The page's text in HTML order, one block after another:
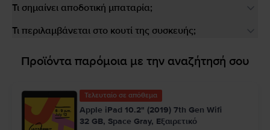
Τι σημαίνει αποδοτική μπαταρία;
Τι περιλαμβάνεται στο κουτί της συσκευής;
Προϊόντα παρόμοια με την αναζήτησή σου
Τελευταίο σε απόθεμα
Apple iPad 10.2" (2019) 7th Gen Wifi
32 GB, Space Gray, Εξαιρετικό